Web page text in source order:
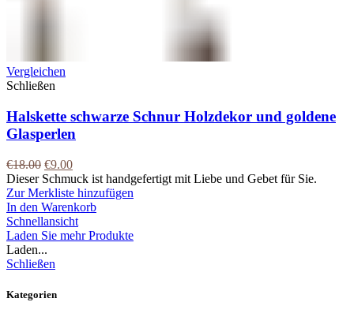
Vergleichen
Schließen
Halskette schwarze Schnur Holzdekor und goldene
Glasperlen
€18.00 €9.00
Dieser Schmuck ist handgefertigt mit Liebe und Gebet für Sie.
Zur Merkliste hinzufügen
In den Warenkorb
Schnellansicht
Laden Sie mehr Produkte
Laden...
Schließen
Kategorien